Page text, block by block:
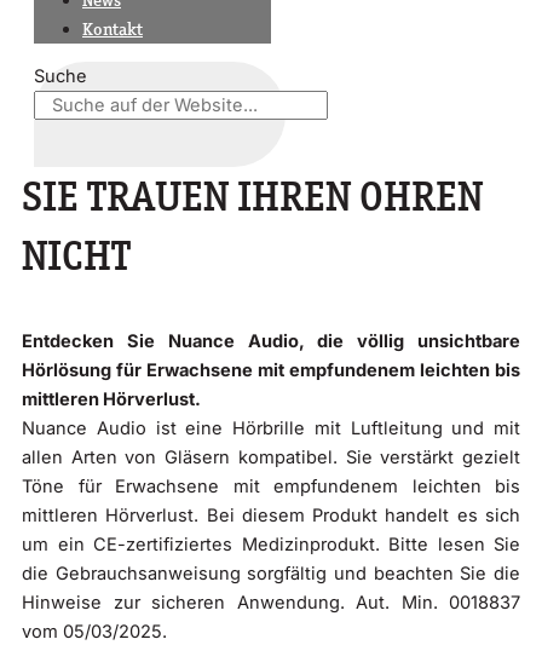
Kontakt
Suche
SIE TRAUEN IHREN OHREN
NICHT
Entdecken Sie Nuance Audio, die völlig unsichtbare
Hörlösung für Erwachsene mit empfundenem leichten bis
mittleren Hörverlust.
Nuance Audio ist eine Hörbrille mit Luftleitung und mit
allen Arten von Gläsern kompatibel. Sie verstärkt gezielt
Töne für Erwachsene mit empfundenem leichten bis
mittleren Hörverlust. Bei diesem Produkt handelt es sich
um ein CE-zertifiziertes Medizinprodukt. Bitte lesen Sie
die Gebrauchsanweisung sorgfältig und beachten Sie die
Hinweise zur sicheren Anwendung. Aut. Min. 0018837
vom 05/03/2025.